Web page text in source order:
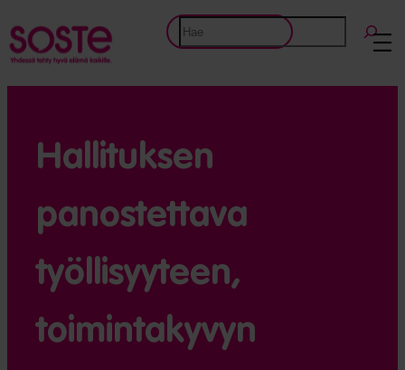
Etsi
Hallituksen
panostettava
työllisyyteen,
toimintakyvyn